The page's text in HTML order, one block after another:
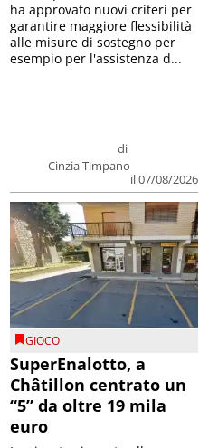
di
Cinzia Timpano
il 07/08/2026
ha approvato nuovi criteri per
garantire maggiore flessibilità
alle misure di sostegno per
esempio per l'assistenza d...
GIOCO
SuperEnalotto, a
Châtillon centrato un
“5” da oltre 19 mila
euro